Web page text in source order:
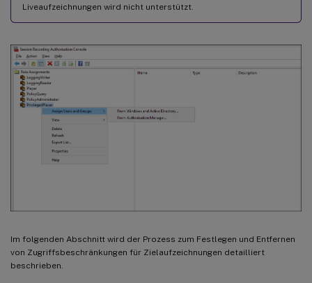
Liveaufzeichnungen wird nicht unterstützt.
Im folgenden Abschnitt wird der Prozess zum Festlegen und Entfernen
von Zugriffsbeschränkungen für Zielaufzeichnungen detailliert
beschrieben.